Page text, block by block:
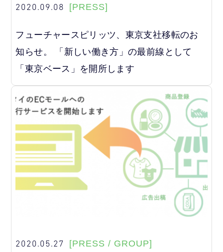
2020.09.08 [PRESS]
フューチャースピリッツ、東京支社移転のお
知らせ。 「新しい働き方」の最前線として
「東京ベース」を開所します
2020.05.27 [PRESS / GROUP]